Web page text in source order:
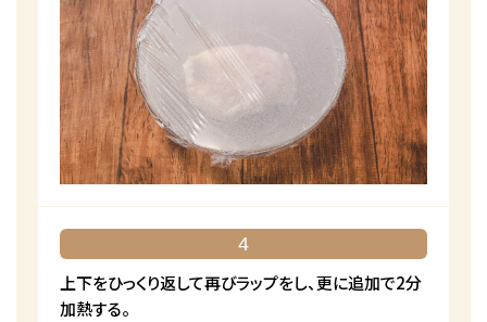
4
上下をひっくり返して再びラップをし、更に追加で2分
加熱する。